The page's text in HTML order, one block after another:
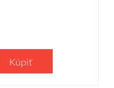
Kúpiť